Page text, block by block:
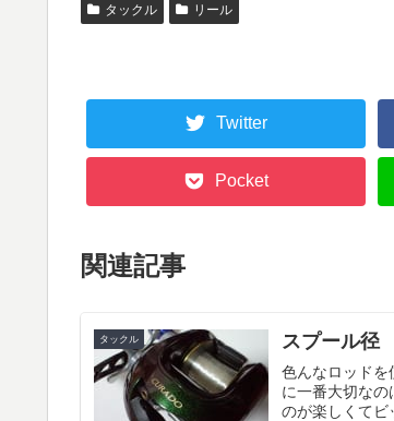
タックル リール
Twitter
Pocket
関連記事
タックル スプール径
色んなロッドを
に一番大切な
のが楽しくてビ